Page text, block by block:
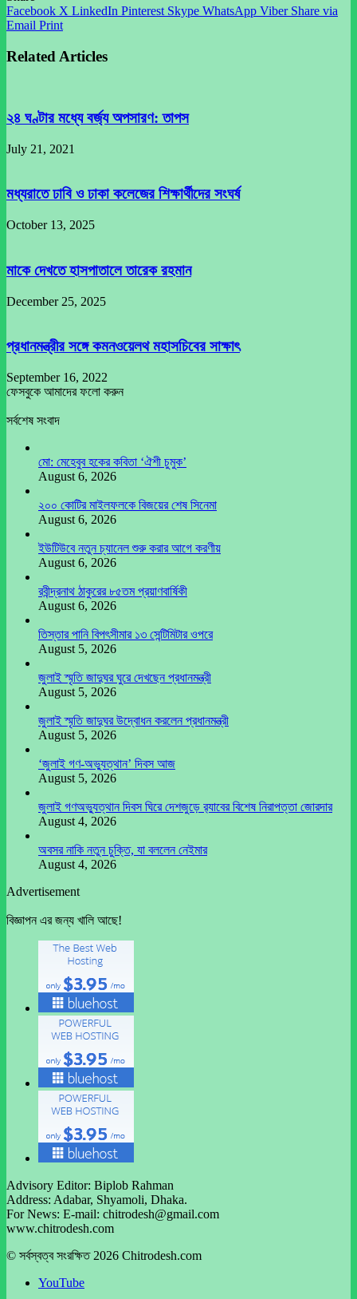
Facebook X LinkedIn Pinterest Skype WhatsApp Viber Share via
Email Print
Related Articles
২৪ ঘণ্টার মধ্যে বর্জ্য অপসারণ: তাপস
July 21, 2021
মধ্যরাতে ঢাবি ও ঢাকা কলেজের শিক্ষার্থীদের সংঘর্ষ
October 13, 2025
মাকে দেখতে হাসপাতালে তারেক রহমান
December 25, 2025
প্রধানমন্ত্রীর সঙ্গে কমনওয়েলথ মহাসচিবের সাক্ষাৎ
September 16, 2022
ফেসবুকে আমাদের ফলো করুন
সর্বশেষ সংবাদ
মো: মেহেবুব হকের কবিতা ‘ঐশী চুমুক’
August 6, 2026
২০০ কোটির মাইলফলকে বিজয়ের শেষ সিনেমা
August 6, 2026
ইউটিউবে নতুন চ্যানেল শুরু করার আগে করণীয়
August 6, 2026
রবীন্দ্রনাথ ঠাকুরের ৮৫তম প্রয়াণবার্ষিকী
August 6, 2026
তিস্তার পানি বিপৎসীমার ১৩ সেন্টিমিটার ওপরে
August 5, 2026
জুলাই স্মৃতি জাদুঘর ঘুরে দেখছেন প্রধানমন্ত্রী
August 5, 2026
জুলাই স্মৃতি জাদুঘর উদ্বোধন করলেন প্রধানমন্ত্রী
August 5, 2026
‘জুলাই গণ-অভ্যুত্থান’ দিবস আজ
August 5, 2026
জুলাই গণঅভ্যুত্থান দিবস ঘিরে দেশজুড়ে র‌্যাবের বিশেষ নিরাপত্তা জোরদার
August 4, 2026
অবসর নাকি নতুন চুক্তি, যা বললেন নেইমার
August 4, 2026
Advertisement
বিজ্ঞাপন এর জন্য খালি আছে!
Advisory Editor: Biplob Rahman
Address: Adabar, Shyamoli, Dhaka.
For News: E-mail: chitrodesh@gmail.com
www.chitrodesh.com
© সর্বস্বত্ব সংরক্ষিত 2026 Chitrodesh.com
YouTube